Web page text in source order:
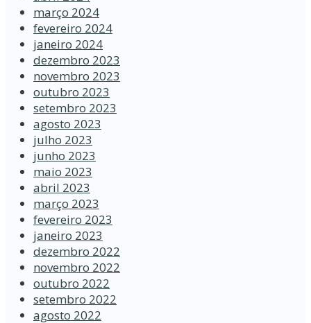
março 2024
fevereiro 2024
janeiro 2024
dezembro 2023
novembro 2023
outubro 2023
setembro 2023
agosto 2023
julho 2023
junho 2023
maio 2023
abril 2023
março 2023
fevereiro 2023
janeiro 2023
dezembro 2022
novembro 2022
outubro 2022
setembro 2022
agosto 2022